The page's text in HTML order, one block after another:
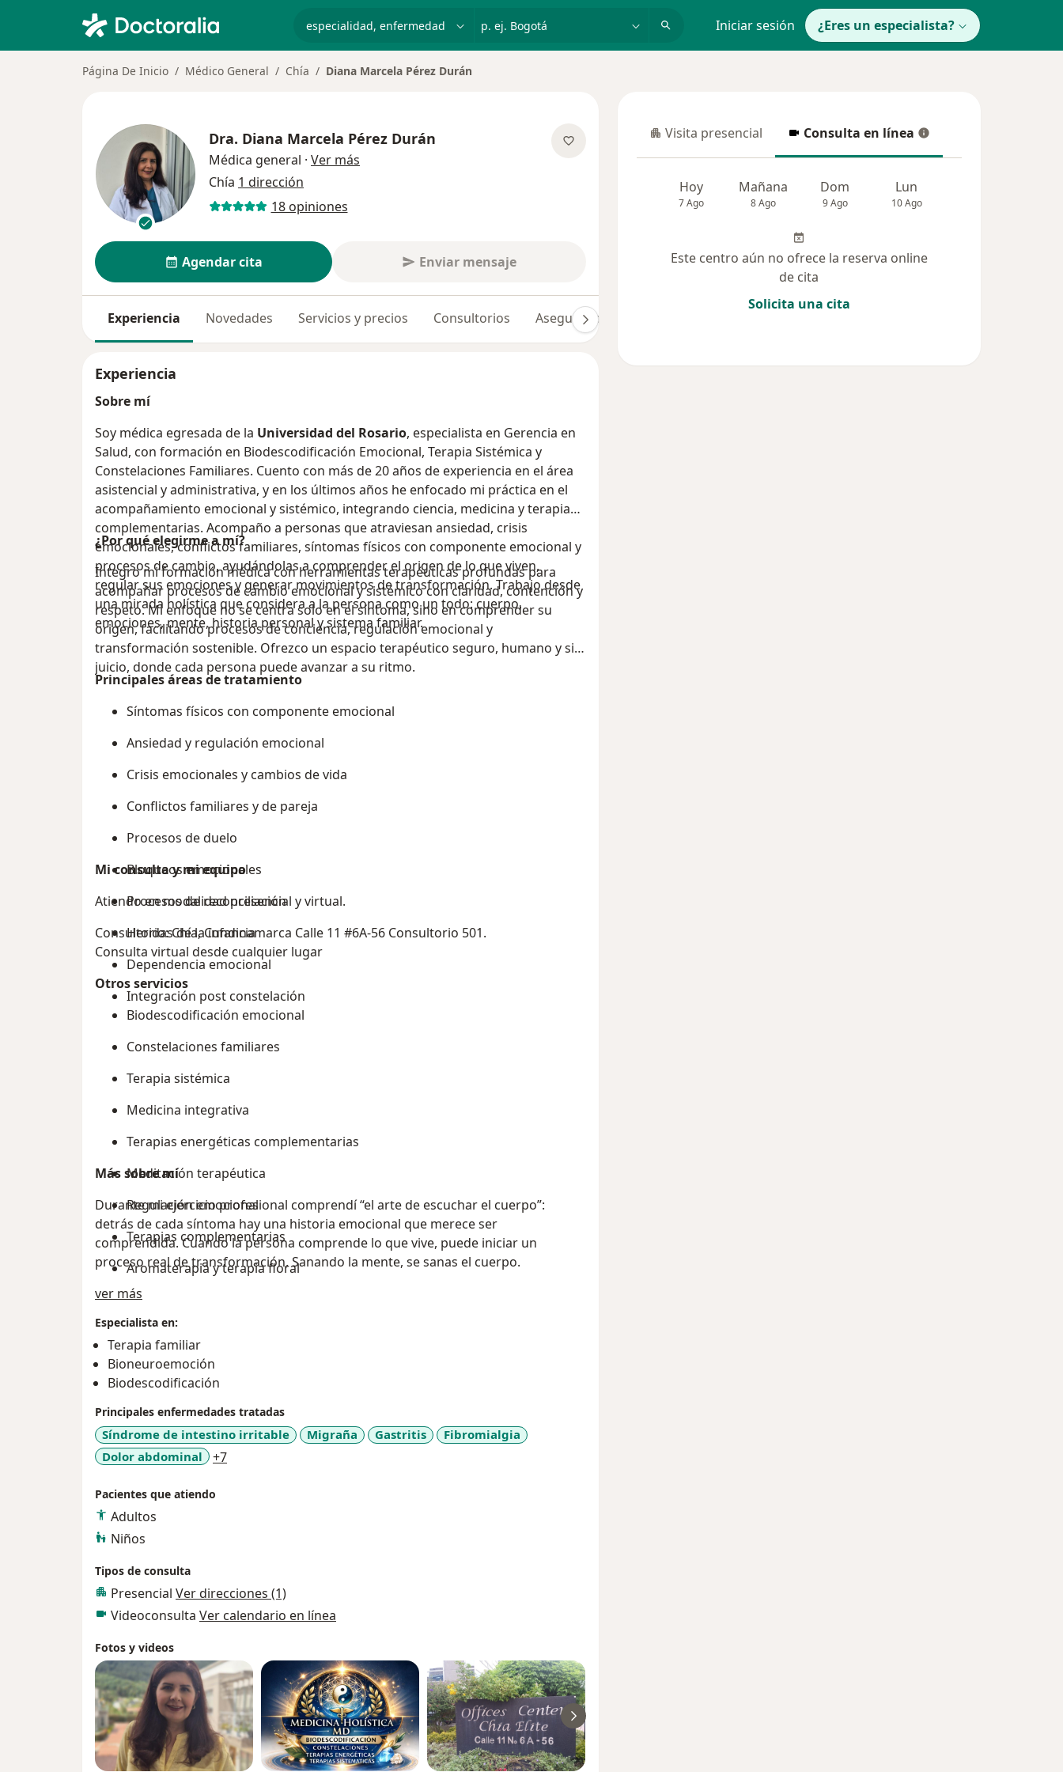
p. ej. Bogotá Iniciar sesión ¿Eres un especialista?
Página De Inicio Médico General Chía Diana Marcela Pérez Durán
Dra. Diana Marcela Pérez Durán
Médica general · Ver más
Chía 1 dirección
18 opiniones
Agendar cita Enviar mensaje
Experiencia Novedades Servicios y precios Consultorios Aseguradoras
Experiencia
Sobre mí
Soy médica egresada de la Universidad del Rosario, especialista en Gerencia en
Salud, con formación en Biodescodificación Emocional, Terapia Sistémica y
Constelaciones Familiares. Cuento con más de 20 años de experiencia en el área
asistencial y administrativa, y en los últimos años he enfocado mi práctica en el
acompañamiento emocional y sistémico, integrando ciencia, medicina y terapias
complementarias. Acompaño a personas que atraviesan ansiedad, crisis
emocionales, conflictos familiares, síntomas físicos con componente emocional y
procesos de cambio, ayudándolas a comprender el origen de lo que viven,
regular sus emociones y generar movimientos de transformación. Trabajo desde
una mirada holística que considera a la persona como un todo: cuerpo,
emociones, mente, historia personal y sistema familiar.
¿Por qué elegirme a mí?
Integro mi formación médica con herramientas terapéuticas profundas para
acompañar procesos de cambio emocional y sistémico con claridad, contención y
respeto. Mi enfoque no se centra solo en el síntoma, sino en comprender su
origen, facilitando procesos de conciencia, regulación emocional y
transformación sostenible. Ofrezco un espacio terapéutico seguro, humano y sin
juicio, donde cada persona puede avanzar a su ritmo.
Principales áreas de tratamiento
Síntomas físicos con componente emocional
Ansiedad y regulación emocional
Crisis emocionales y cambios de vida
Conflictos familiares y de pareja
Procesos de duelo
Bloqueos emocionales
Procesos de reconciliación
Heridas de la infancia
Dependencia emocional
Integración post constelación
Mi consulta y mi equipo
Atiendo en modalidad presencial y virtual.
Consultorio: Chía, Cundinamarca Calle 11 #6A-56 Consultorio 501.
Consulta virtual desde cualquier lugar
Otros servicios
Biodescodificación emocional
Constelaciones familiares
Terapia sistémica
Medicina integrativa
Terapias energéticas complementarias
Meditación terapéutica
Regulación emocional
Terapias complementarias
Aromaterapia y terapia floral
Terapias de apoyo cuerpo-emoción
Más sobre mí
Durante mi ejercicio profesional comprendí “el arte de escuchar el cuerpo”:
detrás de cada síntoma hay una historia emocional que merece ser
comprendida. Cuando la persona comprende lo que vive, puede iniciar un
proceso real de transformación. Sanando la mente, se sanas el cuerpo.
ver más
Especialista en:
Terapia familiar
Bioneuroemoción
Biodescodificación
Principales enfermedades tratadas
Síndrome de intestino irritable Migraña Gastritis
Fibromialgia
Dolor abdominal
+7a11y_sr_more_diseases
Pacientes que atiendo
Adultos
Niños
Tipos de consulta
Presencial Ver direcciones (1)
Videoconsulta Ver calendario en línea
Fotos y videos
Visita presencial
Visita presencial Consulta en línea
Consulta en línea
Hoy
7 Ago
Mañana
8 Ago
Dom
9 Ago
Lun
10 Ago
Este centro aún no ofrece la reserva online
de cita
Solicita una cita